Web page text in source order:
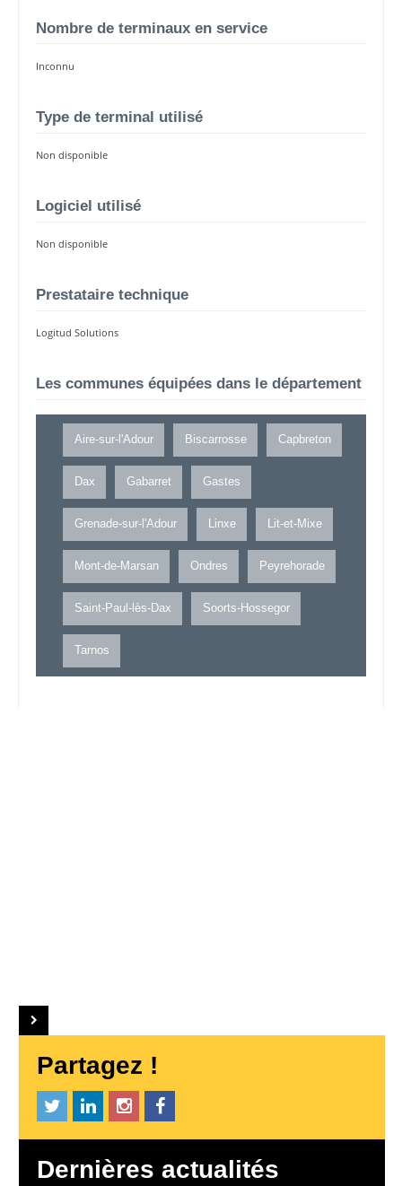
Nombre de terminaux en service
Inconnu
Type de terminal utilisé
Non disponible
Logiciel utilisé
Non disponible
Prestataire technique
Logitud Solutions
Les communes équipées dans le département
Aire-sur-l'Adour Biscarrosse Capbreton
Dax Gabarret Gastes
Grenade-sur-l'Adour Linxe Lit-et-Mixe
Mont-de-Marsan Ondres Peyrehorade
Saint-Paul-lès-Dax Soorts-Hossegor
Tarnos
Partagez !
Dernières actualités